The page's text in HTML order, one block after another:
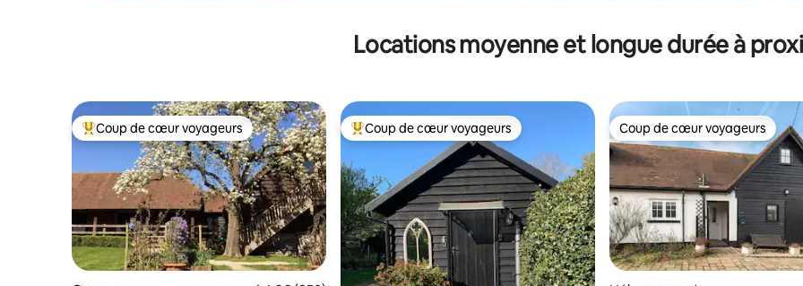
Locations moyenne et longue durée à
Coups de cœur voyageurs les plus appréciés
Coup de cœur voyageurs Coups de cœur voyageurs les plus appréciés
Coup de cœur voyageurs Coup de cœur voyageurs
Coup de cœur voyageurs